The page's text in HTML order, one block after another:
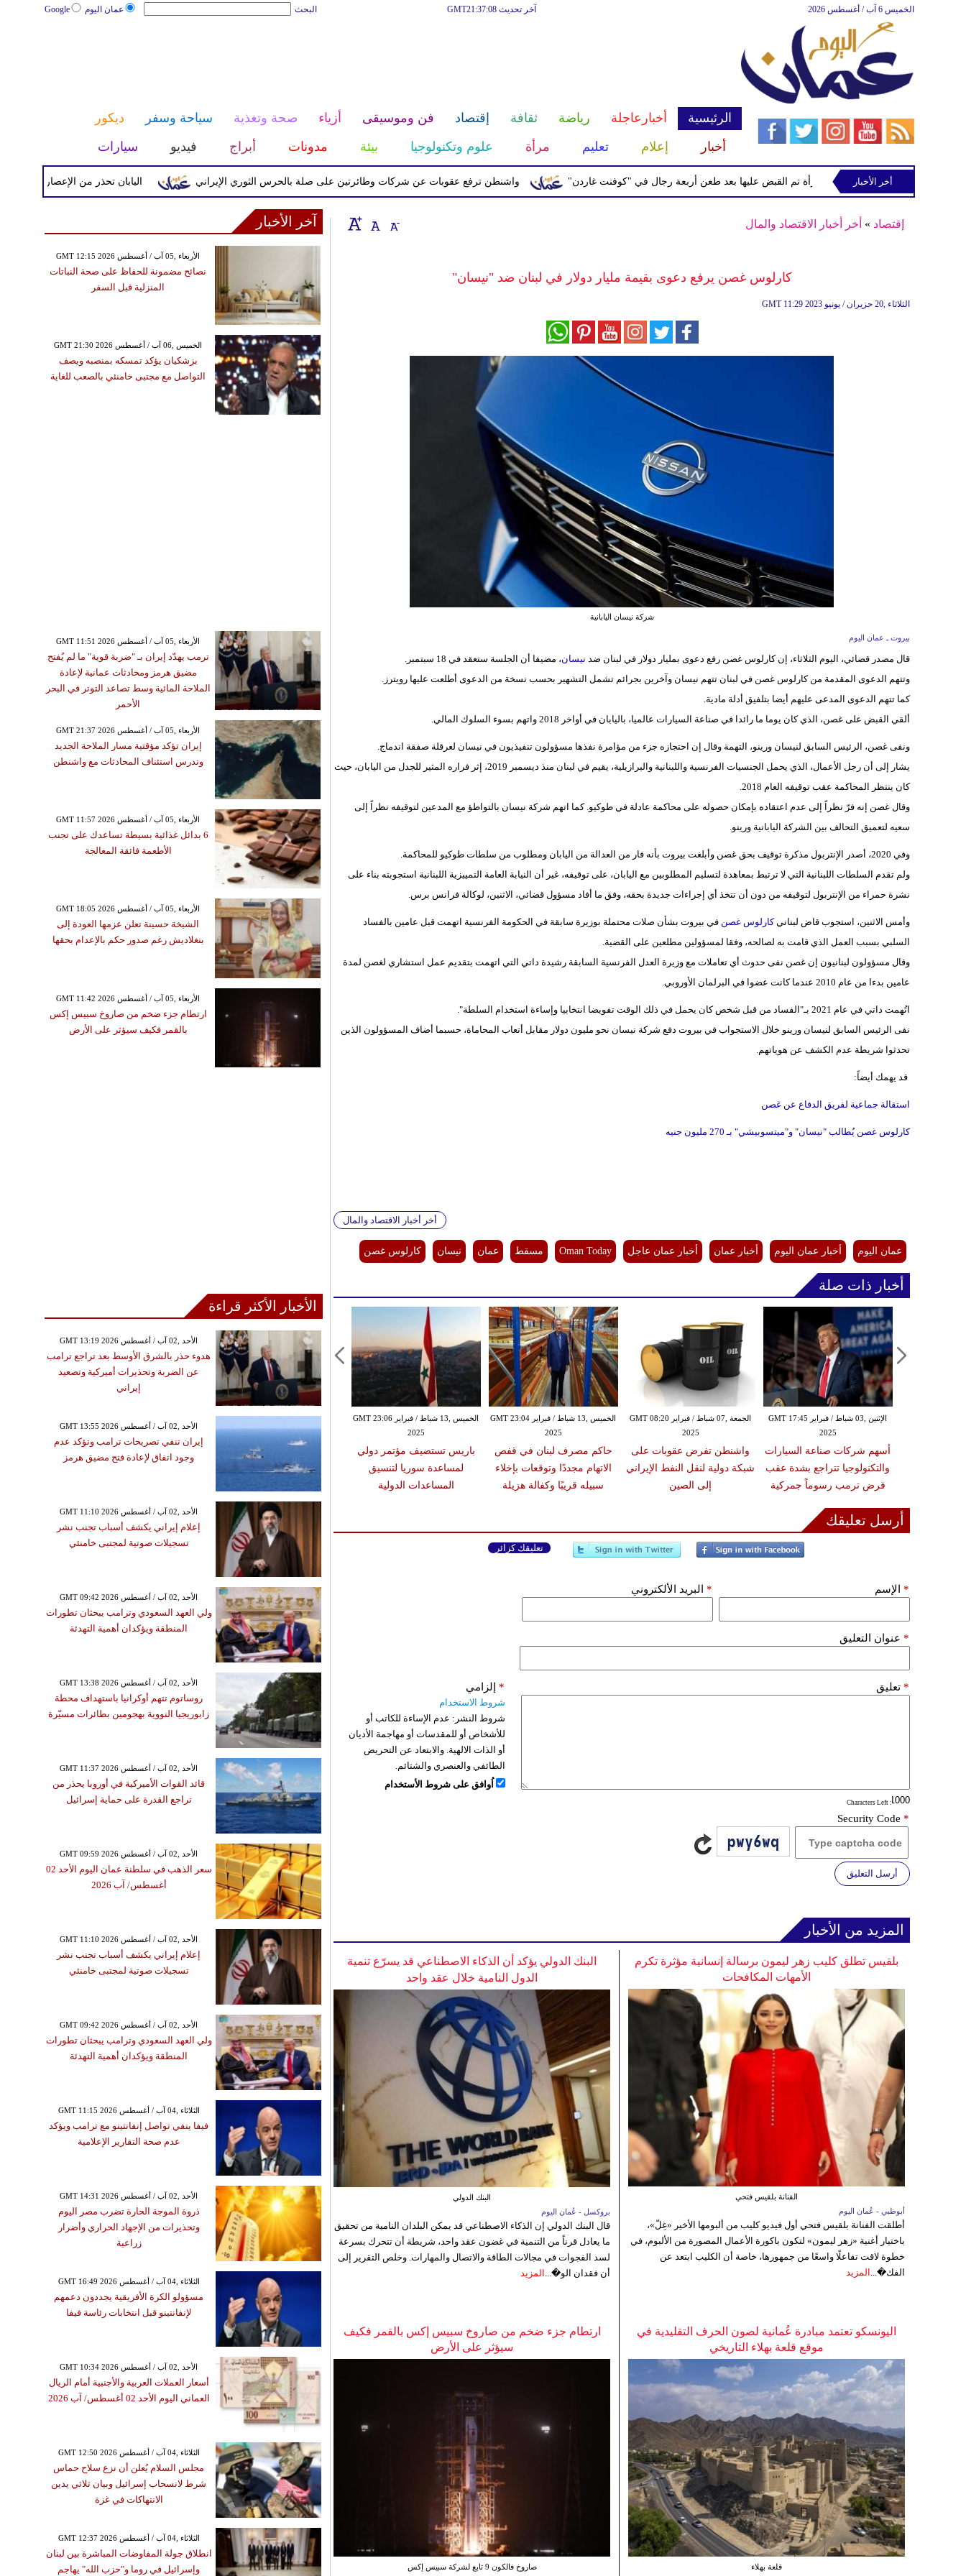
عمان اليوم Google البحث آخر تحديث GMT21:37:08 الخميس 6 آب / أغسطس 2026
الرئيسية أخبارعاجلة رياضة ثقافة إقتصاد فن وموسيقى أزياء صحة وتغذية سياحة وسفر
ديكور
أخبار
إعلام تعليم مرأة علوم وتكنولوجيا بيئة مدونات أبراج فيديو سيارات
اليابان تحذر من الإعصار دولفين ورياح واشنطن ترفع عقوبات عن شركات وطائرتين على صلة بالحرس الثوري الإيراني الشرطة تعتقل إمرأة تم القبض عليها بعد طعن أربعة رجال في "كوفنت غاردن"
أخر الأخبار
إقتصاد » أخر أخبار الاقتصاد والمال
كارلوس غصن يرفع دعوى بقيمة مليار دولار في لبنان ضد "نيسان"
GMT 11:29 2023 الثلاثاء ,20 حزيران / يونيو
شركة نيسان اليابانية
بيروت ـ عمان اليوم
قال مصدر قضائي، اليوم الثلاثاء، إن كارلوس غصن رفع دعوى بمليار دولار في لبنان ضد نيسان، مضيفا أن الجلسة ستعقد في 18 سبتمبر.
وتتهم الدعوى المقدمة من كارلوس غصن في لبنان تتهم نيسان وآخرين بجرائم تشمل التشهير بحسب نسخة من الدعوى أطلعت عليها رويترز.
كما تتهم الدعوى المدعى عليهم أيضا بتلفيق أدلة مادية.
ألقي القبض على غصن، الذي كان يوما ما رائدا في صناعة السيارات عالميا، باليابان في أواخر 2018 واتهم بسوء السلوك المالي.
ونفى غصن، الرئيس السابق لنيسان ورينو، التهمة وقال إن احتجازه جزء من مؤامرة نفذها مسؤولون تنفيذيون في نيسان لعرقلة صفقة اندماج.
يشار إلى أن رجل الأعمال، الذي يحمل الجنسيات الفرنسية واللبنانية والبرازيلية، يقيم في لبنان منذ ديسمبر 2019، إثر فراره المثير للجدل من اليابان، حيث
كان ينتظر المحاكمة عقب توقيفه العام 2018.
وقال غصن إنه فرّ نظراً إلى عدم اعتقاده بإمكان حصوله على محاكمة عادلة في طوكيو. كما اتهم شركة نيسان بالتواطؤ مع المدعين لتوقيفه نظراً إلى
سعيه لتعميق التحالف بين الشركة اليابانية ورينو.
وفي 2020، أصدر الإنتربول مذكرة توقيف بحق غصن وأبلغت بيروت بأنه فار من العدالة من اليابان ومطلوب من سلطات طوكيو للمحاكمة.
ولم تقدم السلطات اللبنانية التي لا ترتبط بمعاهدة لتسليم المطلوبين مع اليابان، على توقيفه، غير أن النيابة العامة التمييزية اللبنانية استجوبته بناء على
نشرة حمراء من الإنتربول لتوقيفه من دون أن تتخذ أي إجراءات جديدة بحقه، وفق ما أفاد مسؤول قضائي، الاثنين، لوكالة فرانس برس.
وأمس الاثنين، استجوب قاض لبنانيكارلوس غصن في بيروت بشأن صلات محتملة بوزيرة سابقة في الحكومة الفرنسية اتهمت قبل عامين بالفساد
السلبي بسبب العمل الذي قامت به لصالحه، وفقا لمسؤولين مطلعين على القضية.
وقال مسؤولون لبنانيون إن غصن نفى حدوث أي تعاملات مع وزيرة العدل الفرنسية السابقة رشيدة داتي التي اتهمت بتقديم عمل استشاري لغصن لمدة
عامين بدءا من عام 2010 عندما كانت عضوا في البرلمان الأوروبي.
اتُهمت داتي في عام 2021 بـ"الفساد من قبل شخص كان يحمل في ذلك الوقت تفويضا انتخابيا وإساءة استخدام السلطة".
نفى الرئيس السابق لنيسان ورينو خلال الاستجواب في بيروت دفع شركة نيسان نحو مليون دولار مقابل أتعاب المحاماة، حسبما أضاف المسؤولون الذين
تحدثوا شريطة عدم الكشف عن هوياتهم.
قد يهمك أيضاً:
استقالة جماعية لفريق الدفاع عن غصن
كارلوس غصن يُطالب "نيسان" و"ميتسوبيشي" بـ 270 مليون جنيه
أخر أخبار الاقتصاد والمال
عمان اليوم أخبار عمان اليوم أخبار عمان أخبار عمان عاجل Oman Today مسقط عمان نيسان كارلوس غصن
أخبار ذات صلة
الخميس ,13 شباط / فبراير GMT 23:06
2025
باريس تستضيف مؤتمر دولي
لمساعدة سوريا لتنسيق
المساعدات الدولية
الخميس ,13 شباط / فبراير GMT 23:04
2025
حاكم مصرف لبنان في قفص
الاتهام مجددًا وتوقعات بإخلاء
سبيله قريبًا وكفالة هزيلة
الجمعة ,07 شباط / فبراير GMT 08:20
2025
واشنطن تفرض عقوبات على
شبكة دولية لنقل النفط الإيراني
إلى الصين
الإثنين ,03 شباط / فبراير GMT 17:45
2025
أسهم شركات صناعة السيارات
والتكنولوجيا تتراجع بشدة عقب
فرض ترمب رسوماً جمركية
أرسل تعليقك
تعليقك كزائر
الإسم * البريد الألكتروني *
عنوان التعليق *
تعليق *
: Characters Left
إلزامي *
شروط الاستخدام
شروط النشر: عدم الإساءة للكاتب أو
للأشخاص أو للمقدسات أو مهاجمة الأديان
أو الذات الالهية. والابتعاد عن التحريض
الطائفي والعنصري والشتائم.
اُوافق على شروط الأستخدام
Security Code *
أرسل التعليق
المزيد من الأخبار
البنك الدولي يؤكد أن الذكاء الاصطناعي قد يسرّع تنمية
الدول النامية خلال عقد واحد
البنك الدولي
بروكسل - عُمان اليوم
قال البنك الدولي إن الذكاء الاصطناعي قد يمكن البلدان النامية من تحقيق
ما يعادل قرناً من التنمية في غضون عقد واحد، شريطة أن تتحرك بسرعة
لسد الفجوات في مجالات الطاقة والاتصال والمهارات. وخلص التقرير إلى
أن فقدان الو�... المزيد
بلقيس تطلق كليب زهر ليمون برسالة إنسانية مؤثرة تكرم
الأمهات المكافحات
الفنانة بلقيس فتحي
أبوظبي - عُمان اليوم
أطلقت الفنانة بلقيس فتحي أول فيديو كليب من ألبومها الأخير «غِلّ»،
باختيار أغنية «زهر ليمون» لتكون باكورة الأعمال المصورة من الألبوم، في
خطوة لاقت تفاعلًا واسعًا من جمهورها، خاصة أن الكليب ابتعد عن
الفك�... المزيد
ارتطام جزء ضخم من صاروخ سبيس إكس بالقمر فكيف
سيؤثر على الأرض
صاروخ فالكون 9 تابع لشركة سبيس إكس
اليونسكو تعتمد مبادرة عُمانية لصون الحرف التقليدية في
موقع قلعة بهلاء التاريخي
قلعة بهلاء
آخر الأخبار
GMT 12:15 2026 الأربعاء ,05 آب / أغسطس
نصائح مضمونة للحفاظ على صحة النباتات
المنزلية قبل السفر
GMT 21:30 2026 الخميس ,06 آب / أغسطس
بزشكيان يؤكد تمسكه بمنصبه ويصف
التواصل مع مجتبى خامنئي بالصعب للغاية
GMT 11:51 2026 الأربعاء ,05 آب / أغسطس
ترمب يهدّد إيران بـ "ضربة قوية" ما لم يُفتح
مضيق هرمز ومحادثات عمانية لإعادة
الملاحة المائية وسط تصاعد التوتر في البحر
الأحمر
GMT 21:37 2026 الأربعاء ,05 آب / أغسطس
إيران تؤكد مؤقتية مسار الملاحة الجديد
وتدرس استئناف المحادثات مع واشنطن
GMT 11:57 2026 الأربعاء ,05 آب / أغسطس
6 بدائل غذائية بسيطة تساعدك على تجنب
الأطعمة فائقة المعالجة
GMT 18:05 2026 الأربعاء ,05 آب / أغسطس
الشيخة حسينة تعلن عزمها العودة إلى
بنغلاديش رغم صدور حكم بالإعدام بحقها
GMT 11:42 2026 الأربعاء ,05 آب / أغسطس
ارتطام جزء ضخم من صاروخ سبيس إكس
بالقمر فكيف سيؤثر على الأرض
الأخبار الأكثر قراءة
GMT 13:19 2026 الأحد ,02 آب / أغسطس
هدوء حذر بالشرق الأوسط بعد تراجع ترامب
عن الضربة وتحذيرات أميركية وتصعيد
إيراني
GMT 13:55 2026 الأحد ,02 آب / أغسطس
إيران تنفي تصريحات ترامب وتؤكد عدم
وجود اتفاق لإعادة فتح مضيق هرمز
GMT 11:10 2026 الأحد ,02 آب / أغسطس
إعلام إيراني يكشف أسباب تجنب نشر
تسجيلات صوتية لمجتبى خامنئي
GMT 09:42 2026 الأحد ,02 آب / أغسطس
ولي العهد السعودي وترامب يبحثان تطورات
المنطقة ويؤكدان أهمية التهدئة
GMT 13:38 2026 الأحد ,02 آب / أغسطس
روساتوم تتهم أوكرانيا باستهداف محطة
زابوريجيا النووية بهجومين بطائرات مسيّرة
GMT 11:37 2026 الأحد ,02 آب / أغسطس
قائد القوات الأميركية في أوروبا يحذر من
تراجع القدرة على حماية إسرائيل
GMT 09:59 2026 الأحد ,02 آب / أغسطس
سعر الذهب في سلطنة عمان اليوم الأحد 02
أغسطس/ آب 2026
GMT 11:10 2026 الأحد ,02 آب / أغسطس
إعلام إيراني يكشف أسباب تجنب نشر
تسجيلات صوتية لمجتبى خامنئي
GMT 09:42 2026 الأحد ,02 آب / أغسطس
ولي العهد السعودي وترامب يبحثان تطورات
المنطقة ويؤكدان أهمية التهدئة
GMT 11:15 2026 الثلاثاء ,04 آب / أغسطس
فيفا ينفي تواصل إنفانتينو مع ترامب ويؤكد
عدم صحة التقارير الإعلامية
GMT 14:31 2026 الأحد ,02 آب / أغسطس
ذروة الموجة الحارة تضرب مصر اليوم
وتحذيرات من الإجهاد الحراري وأضرار
زراعية
GMT 16:49 2026 الثلاثاء ,04 آب / أغسطس
مسؤولو الكرة الأفريقية يجددون دعمهم
لإنفانتينو قبل انتخابات رئاسة فيفا
GMT 10:34 2026 الأحد ,02 آب / أغسطس
أسعار العملات العربية والأجنبية أمام الريال
العماني اليوم الأحد 02 أغسطس/ آب 2026
GMT 12:50 2026 الثلاثاء ,04 آب / أغسطس
مجلس السلام يُعلن أن نزع سلاح حماس
شرط لانسحاب إسرائيل وبيان ثلاثي يدين
الانتهاكات في غزة
GMT 12:37 2026 الثلاثاء ,04 آب / أغسطس
انطلاق جولة المفاوضات المباشرة بين لبنان
وإسرائيل في روما و"حزب الله" يهاجم